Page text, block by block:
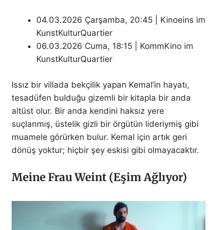
04.03.2026 Çarşamba, 20:45 | Kinoeins im
KunstKulturQuartier
06.03.2026 Cuma, 18:15 | KommKino im
KunstKulturQuartier
Issız bir villada bekçilik yapan Kemal’in hayatı,
tesadüfen bulduğu gizemli bir kitapla bir anda
altüst olur. Bir anda kendini haksız yere
suçlanmış, üstelik gizli bir örgütün lideriymiş gibi
muamele görürken bulur. Kemal için artık geri
dönüş yoktur; hiçbir şey eskisi gibi olmayacaktır.
Meine Frau Weint (Eşim Ağlıyor)